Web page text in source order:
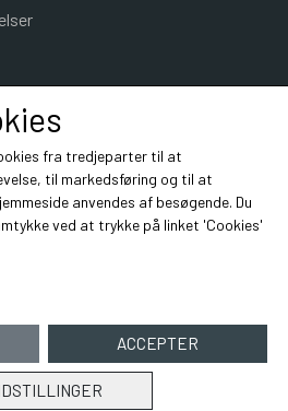
fra tredjeparter til at
til markedsføring og til at
anvendes af besøgende. Du
ved at trykke på linket 'Cookies'
ACCEPTER